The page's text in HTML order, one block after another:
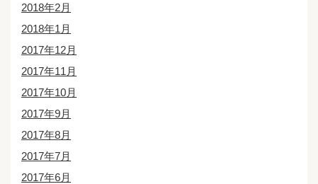
2018年2月
2018年1月
2017年12月
2017年11月
2017年10月
2017年9月
2017年8月
2017年7月
2017年6月